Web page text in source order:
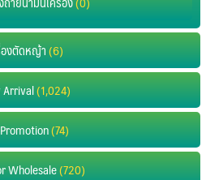
งตัดหญ้า(6)
(1,024)
(74)
Wholesale(720)